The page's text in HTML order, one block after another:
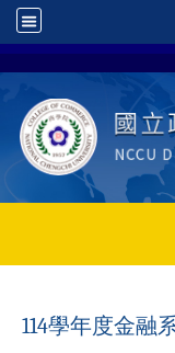
114學年度金融